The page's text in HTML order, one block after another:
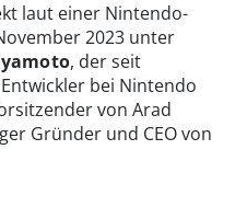
laut einer Nintendo-
2023 unter
, der seit
bei Nintendo
von Arad
Gründer und CEO von